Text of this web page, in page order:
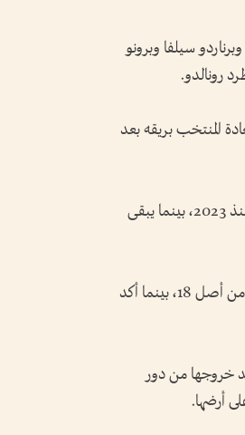
سيلفا وبرونو
رونالدو.
المنتخب بريقه بعد
واستدعى أنشيلوتي النجم نيمار، لاعب سانتوس الحالي، رغم غيابه عن المنتخب منذ 2023، بينما يبقى
وأنهت البرازيل تصفيات أمريكا الجنوبية في المركز الخامس بعد خسارة 6 مباريات من أصل 18، بينما أكد
خروجها من دور